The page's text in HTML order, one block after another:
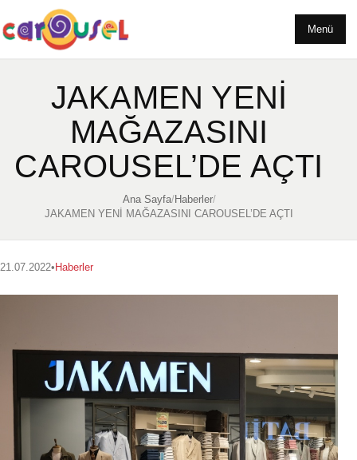
Menü
JAKAMEN YENİ
MAĞAZASINI
CAROUSEL’DE AÇTI
Ana Sayfa/Haberler/
JAKAMEN YENİ MAĞAZASINI CAROUSEL’DE AÇTI
21.07.2022• Haberler